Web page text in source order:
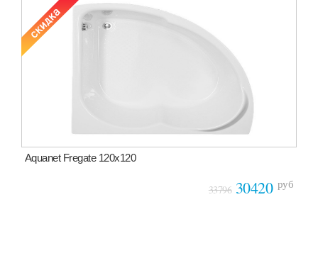
Aquanet Fregate 120х120
3379630420 руб